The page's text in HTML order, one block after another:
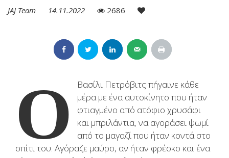
JAJ Team 14.11.2022 2686
Ο
Βασίλι Πετρόβιτς πήγαινε κάθε
μέρα με ένα αυτοκίνητο που ήταν
φτιαγμένο από ατόφιο χρυσάφι
και μπριλάντια, να αγοράσει ψωμί
από το μαγαζί που ήταν κοντά στο
σπίτι του. Αγόραζε μαύρο, αν ήταν φρέσκο και ένα